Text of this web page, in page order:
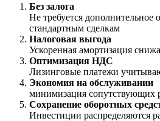
Без залога
Не требуется дополнительное
стандартным сделкам
Налоговая выгода
Ускоренная амортизация
Оптимизация НДС
Лизинговые платежи
Экономия на обслуживании
минимизация сопутствующих
Сохранение оборотных
Инвестиции распределяются